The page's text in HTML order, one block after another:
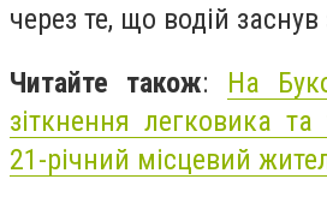
через те, що водій
Читайте також: На
зіткнення легковика
21-річний місцевий